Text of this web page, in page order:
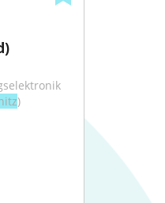
)